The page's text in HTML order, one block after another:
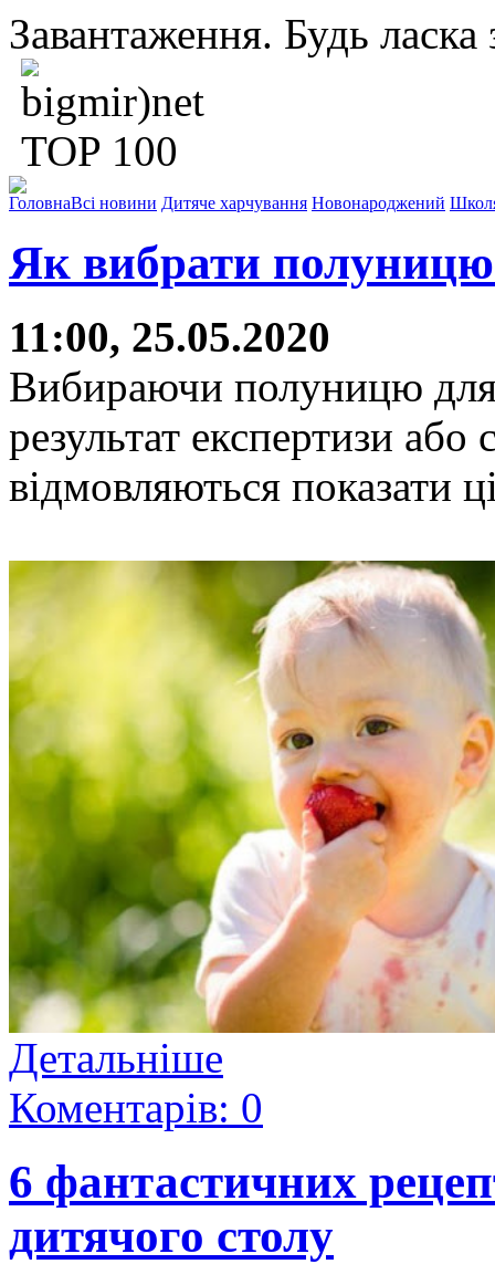
Завантаження. Будь ласка
ГоловнаВсі новини Дитяче харчування Новонароджений
Як вибрати полуницю
11:00, 25.05.2020
Вибираючи полуницю
результат експертизи або
відмовляються показати
Детальніше
Коментарів: 0
6 фантастичних
дитячого столу